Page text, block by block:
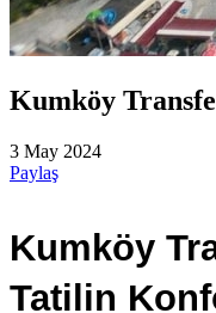
Kumköy
3 May 2024
Paylaş
Kumköy
Tatilin